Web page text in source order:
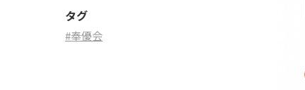
タグ
#奉優会